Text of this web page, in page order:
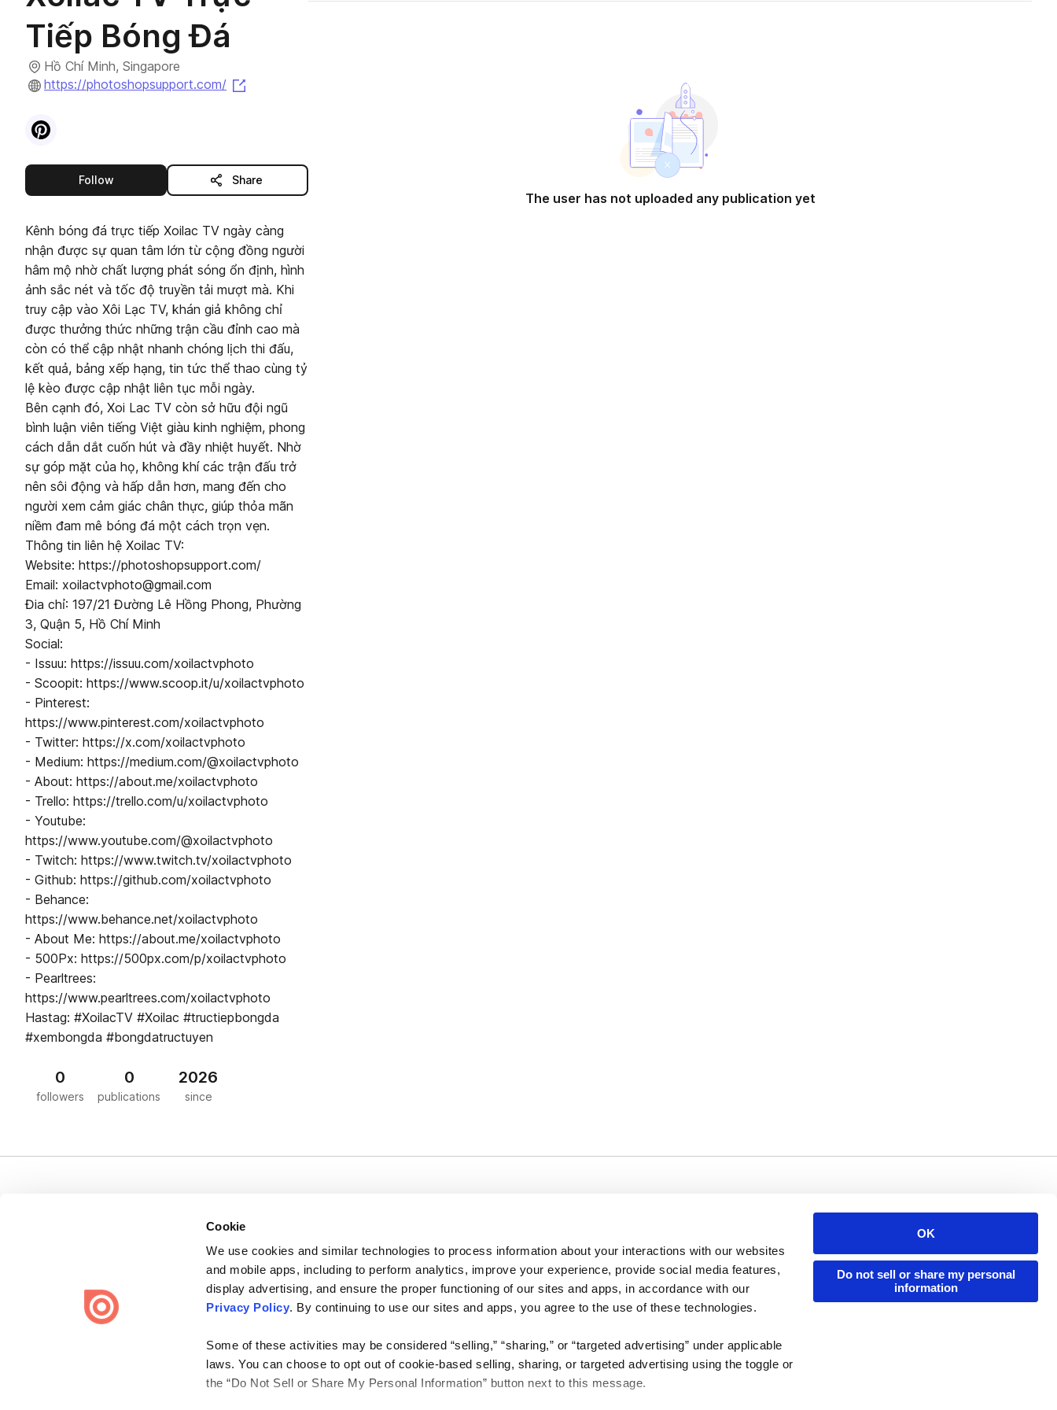
Cookie
We use cookies and similar technologies to process information about your interactions with our websites
and mobile apps, including to perform analytics, improve your experience, provide social media features,
display advertising, and ensure the proper functioning of our sites and apps, in accordance with our
Privacy Policy. By continuing to use our sites and apps, you agree to the use of these technologies.
Some of these activities may be considered “selling,” “sharing,” or “targeted advertising” under applicable
laws. You can choose to opt out of cookie-based selling, sharing, or targeted advertising using the toggle or
the “Do Not Sell or Share My Personal Information” button next to this message.
OK
Do not sell or share my personal
information
Tiếp Bóng Đá
Hồ Chí Minh, Singapore
https://photoshopsupport.com/
Visit
Followthis publisher Share
Kênh bóng đá trực tiếp Xoilac TV ngày càng
nhận được sự quan tâm lớn từ cộng đồng người
hâm mộ nhờ chất lượng phát sóng ổn định, hình
ảnh sắc nét và tốc độ truyền tải mượt mà. Khi
truy cập vào Xôi Lạc TV, khán giả không chỉ
được thưởng thức những trận cầu đỉnh cao mà
còn có thể cập nhật nhanh chóng lịch thi đấu,
kết quả, bảng xếp hạng, tin tức thể thao cùng tỷ
lệ kèo được cập nhật liên tục mỗi ngày.
Bên cạnh đó, Xoi Lac TV còn sở hữu đội ngũ
bình luận viên tiếng Việt giàu kinh nghiệm, phong
cách dẫn dắt cuốn hút và đầy nhiệt huyết. Nhờ
sự góp mặt của họ, không khí các trận đấu trở
nên sôi động và hấp dẫn hơn, mang đến cho
người xem cảm giác chân thực, giúp thỏa mãn
niềm đam mê bóng đá một cách trọn vẹn.
Thông tin liên hệ Xoilac TV:
Website: https://photoshopsupport.com/
Email: xoilactvphoto@gmail.com
Đia chỉ: 197/21 Đường Lê Hồng Phong, Phường
3, Quận 5, Hồ Chí Minh
Social:
- Issuu: https://issuu.com/xoilactvphoto
- Scoopit: https://www.scoop.it/u/xoilactvphoto
- Pinterest:
https://www.pinterest.com/xoilactvphoto
- Twitter: https://x.com/xoilactvphoto
- Medium: https://medium.com/@xoilactvphoto
- About: https://about.me/xoilactvphoto
- Trello: https://trello.com/u/xoilactvphoto
- Youtube:
https://www.youtube.com/@xoilactvphoto
- Twitch: https://www.twitch.tv/xoilactvphoto
- Github: https://github.com/xoilactvphoto
- Behance:
https://www.behance.net/xoilactvphoto
- About Me: https://about.me/xoilactvphoto
- 500Px: https://500px.com/p/xoilactvphoto
- Pearltrees:
https://www.pearltrees.com/xoilactvphoto
Hastag: #XoilacTV #Xoilac #tructiepbongda
#xembongda #bongdatructuyen
0
followers
0
publications
2026
since
The user has not uploaded any publication yet
Create once, share everywhere.
Issuu turns PDFs and other files into interactive flipbooks and
engaging content for every channel.
Careers
Press
Features
Industries
Developers
Publisher Directory
Redeem Code